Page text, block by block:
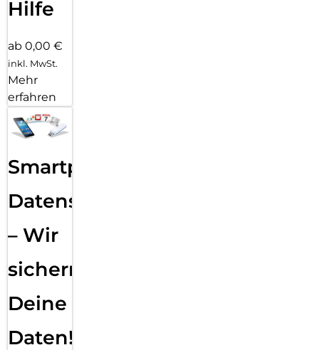
Hilfe
ab 0,00 €
inkl. MwSt.
Mehr
erfahren
Smartphone
Datensicherung
– Wir
sichern
Deine
Daten!